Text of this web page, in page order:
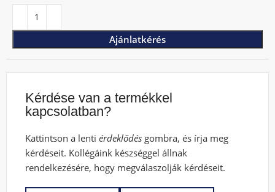
Ajánlatkérés
Kérdése van a termékkel
kapcsolatban?
Kattintson a lentiérdeklődés gombra, és írja meg
kérdéseit. Kollégáink készséggel állnak
rendelkezésére, hogy megválaszolják kérdéseit.